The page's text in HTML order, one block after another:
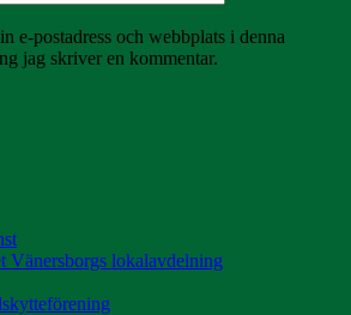
e-postadress och webbplats i denna
jag skriver en kommentar.
Vänersborgs lokalavdelning